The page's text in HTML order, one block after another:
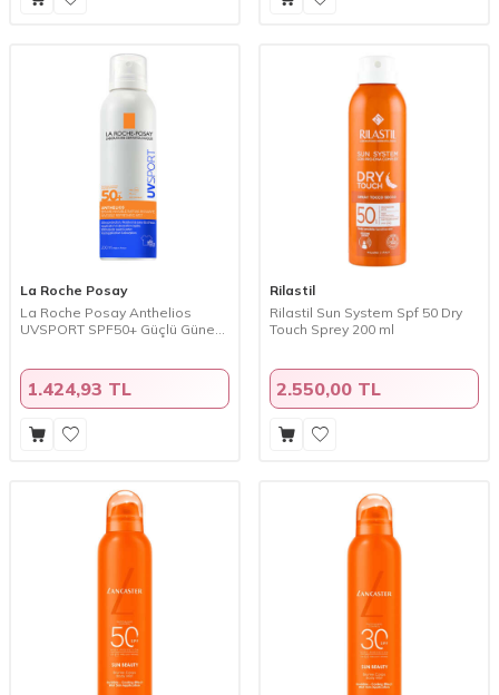
La Roche Posay
La Roche Posay Anthelios
UVSPORT SPF50+ Güçlü Güneş
1.424,93 TL
Rilastil
Rilastil Sun System Spf 50 Dry
Touch Sprey 200 ml
2.550,00 TL